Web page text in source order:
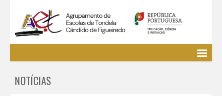
EE / Alunos
NOTÍCIAS